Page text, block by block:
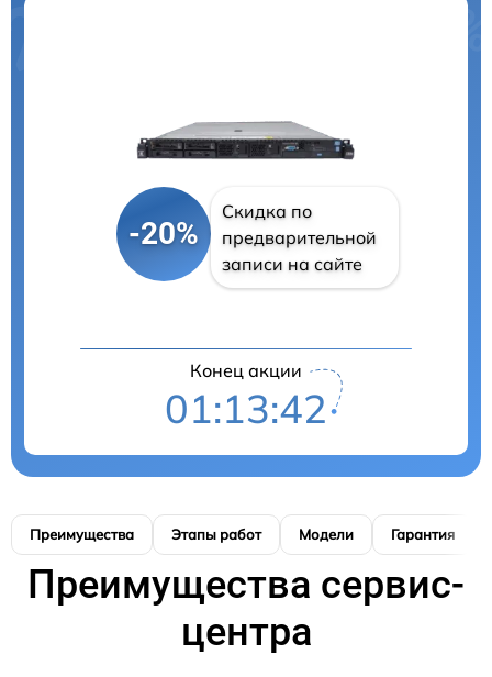
-20%
Скидка по
предварительной
записи на сайте
Конец акции
01:13:42
Преимущества Этапы работ Модели Гарантия
Преимущества сервис-
центра